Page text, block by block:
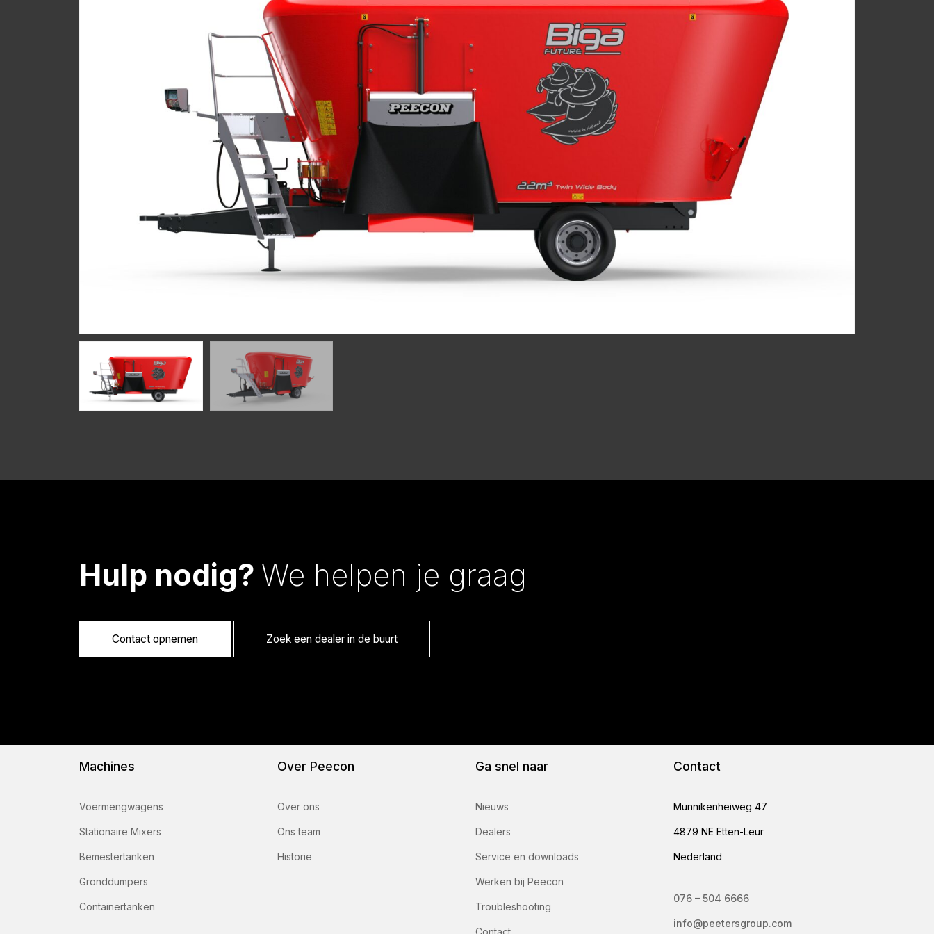
Hulp nodig? We helpen je graag
Contact opnemen Zoek een dealer in de buurt
Machines
Voermengwagens
Stationaire Mixers
Bemestertanken
Gronddumpers
Containertanken
Over Peecon
Over ons
Ons team
Historie
Ga snel naar
Nieuws
Dealers
Service en downloads
Werken bij Peecon
Troubleshooting
Contact
Contact
Munnikenheiweg 47
4879 NE Etten-Leur
Nederland
076 – 504 6666
info@peetersgroup.com